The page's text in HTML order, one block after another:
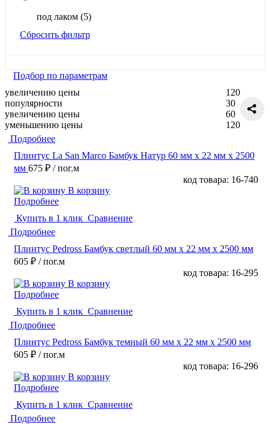
под лаком (5)
Сбросить фильтр
Подбор по параметрам
увеличению цены
популярности
увеличению цены
уменьшению цены
120
30
60
120
Подробнее
Плинтус La San Marco Бамбук Натур 60 мм х 22 мм х 2500
мм 675 ₽ / пог.м
код товара: 16-740
В корзину
Подробнее
Купить в 1 клик Сравнение
Подробнее
Плинтус Pedross Бамбук светлый 60 мм х 22 мм х 2500 мм
605 ₽ / пог.м
код товара: 16-295
В корзину
Подробнее
Купить в 1 клик Сравнение
Подробнее
Плинтус Pedross Бамбук темный 60 мм х 22 мм х 2500 мм
605 ₽ / пог.м
код товара: 16-296
В корзину
Подробнее
Купить в 1 клик Сравнение
Подробнее